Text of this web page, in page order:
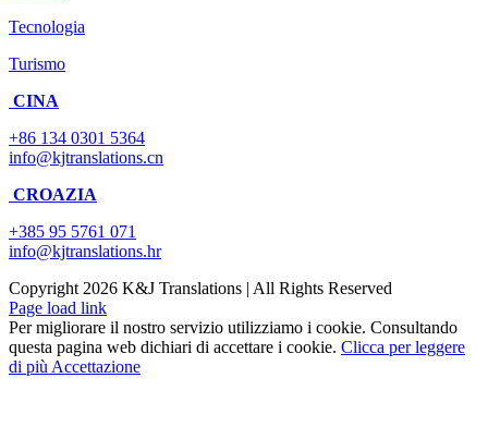
Tecnologia
Turismo
CINA
+86 134 0301 5364
info@kjtranslations.cn
CROAZIA
+385 95 5761 071
info@kjtranslations.hr
Copyright 2026 K&J Translations | All Rights Reserved
Page load link
Per migliorare il nostro servizio utilizziamo i cookie. Consultando
questa pagina web dichiari di accettare i cookie. Clicca per leggere
di più Accettazione